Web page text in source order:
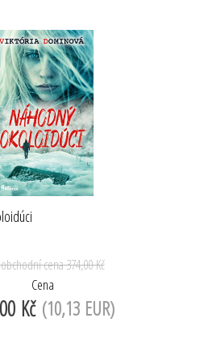
cena374,00 Kč
Cena
Kč (10,13 EUR)